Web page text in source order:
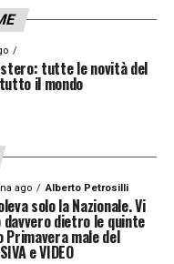
tutte le novità del
il mondo
ago Alberto Petrosilli
solo la Nazionale. Vi
davvero dietro le quinte
Primavera male del
e VIDEO